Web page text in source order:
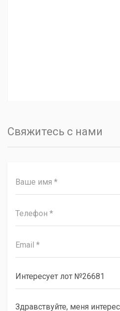
Свяжитесь с нами